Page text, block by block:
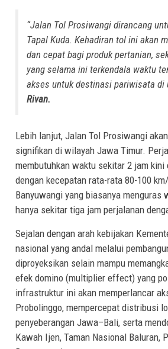
“Jalan Tol Prosiwangi dirancang
Tapal Kuda. Kehadiran tol ini akan
dan cepat bagi produk pertanian,
yang selama ini terkendala waktu
akses untuk destinasi pariwisata di
Rivan.
Lebih lanjut, Jalan Tol Prosiwangi
signifikan di wilayah Jawa Timur.
membutuhkan waktu sekitar 2 jam
dengan kecepatan rata-rata 80-100
Banyuwangi yang biasanya
hanya sekitar tiga jam perjalanan
Sejalan dengan arah kebijakan
nasional yang andal melalui
diproyeksikan selain mampu
efek domino (multiplier effect) yang
infrastruktur ini akan memperlancar
Probolinggo, mempercepat distribusi
penyeberangan Jawa–Bali, serta
Kawah Ijen, Taman Nasional